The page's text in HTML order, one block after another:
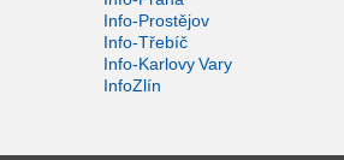
Info-Prostějov
Info-Třebíč
Info-Karlovy Vary
InfoZlín